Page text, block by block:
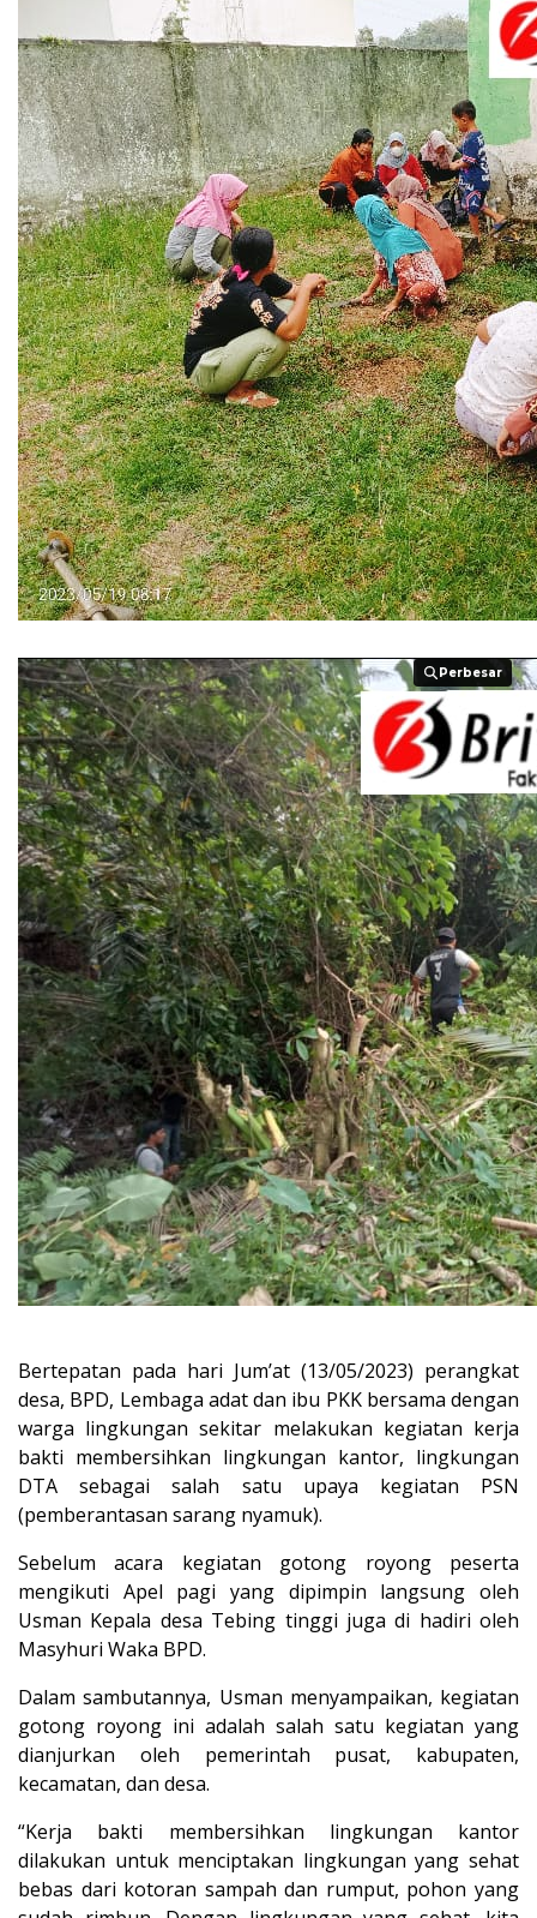
Perbesar
Perbesar
Bertepatan pada hari Jum’at (13/05/2023) perangkat
desa, BPD, Lembaga adat dan ibu PKK bersama dengan
warga lingkungan sekitar melakukan kegiatan kerja
bakti membersihkan lingkungan kantor, lingkungan
DTA sebagai salah satu upaya kegiatan PSN
(pemberantasan sarang nyamuk).
Sebelum acara kegiatan gotong royong peserta
mengikuti Apel pagi yang dipimpin langsung oleh
Usman Kepala desa Tebing tinggi juga di hadiri oleh
Masyhuri Waka BPD.
Dalam sambutannya, Usman menyampaikan, kegiatan
gotong royong ini adalah salah satu kegiatan yang
dianjurkan oleh pemerintah pusat, kabupaten,
kecamatan, dan desa.
“Kerja bakti membersihkan lingkungan kantor
dilakukan untuk menciptakan lingkungan yang sehat
bebas dari kotoran sampah dan rumput, pohon yang